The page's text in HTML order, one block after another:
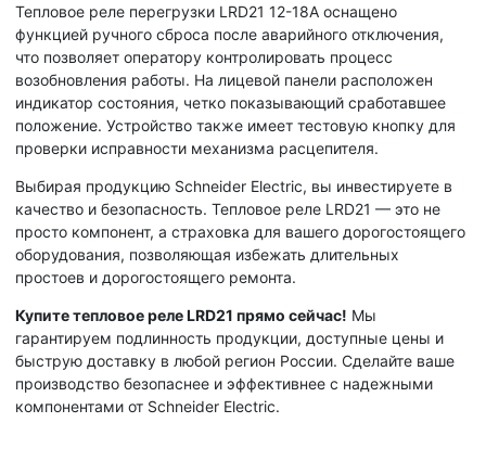
Тепловое реле перегрузки LRD21 12-18A оснащено
функцией ручного сброса после аварийного отключения,
что позволяет оператору контролировать процесс
возобновления работы. На лицевой панели расположен
индикатор состояния, четко показывающий сработавшее
положение. Устройство также имеет тестовую кнопку для
проверки исправности механизма расцепителя.
Выбирая продукцию Schneider Electric, вы инвестируете в
качество и безопасность. Тепловое реле LRD21 — это не
просто компонент, а страховка для вашего дорогостоящего
оборудования, позволяющая избежать длительных
простоев и дорогостоящего ремонта.
Купите тепловое реле LRD21 прямо сейчас! Мы
гарантируем подлинность продукции, доступные цены и
быструю доставку в любой регион России. Сделайте ваше
производство безопаснее и эффективнее с надежными
компонентами от Schneider Electric.